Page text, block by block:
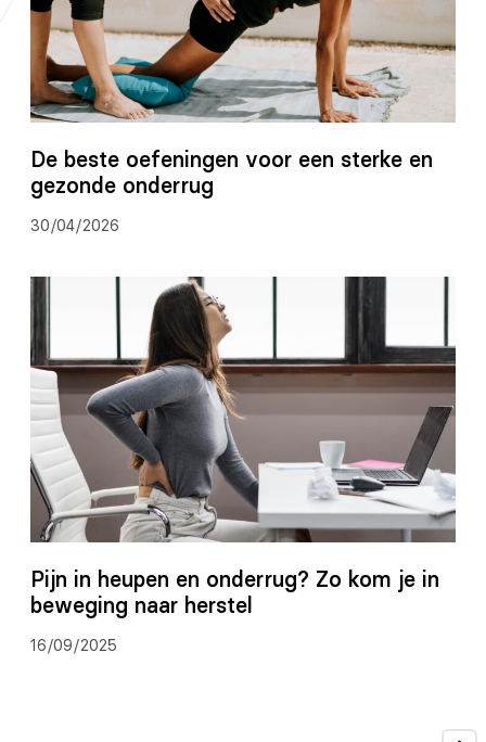
De beste oefeningen voor een sterke en
gezonde onderrug
30/04/2026
Pijn in heupen en onderrug? Zo kom je in
beweging naar herstel
16/09/2025